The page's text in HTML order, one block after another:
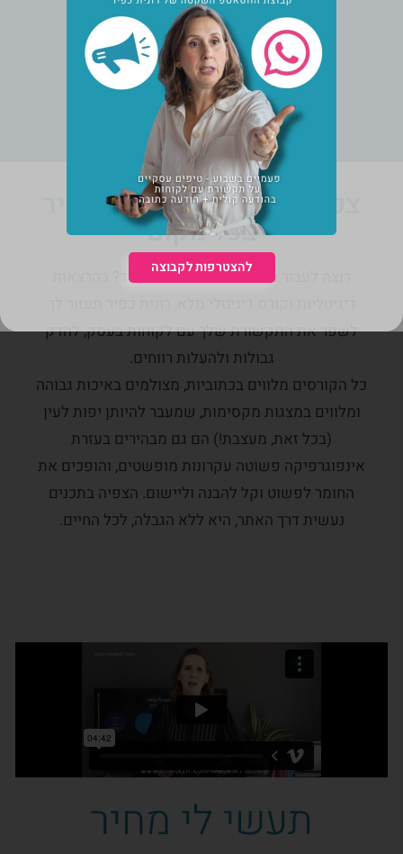
צפו בהרצאות של רונית כפיר
בכל מקום
רוצה לעבור מ"לא נעים לי" לנעיםמאוד? בהרצאות
לשפר את התקשורת שלך עם לקוחות בעסק, להדק
גבולות ולהעלות רווחים.
כל הקורסים מלווים בכתוביות, מצולמים באיכות גבוהה
ומלווים במצגות מקסימות, שמעבר להיותן יפות לעין
(בכל זאת, מעצבת!) הם גם מבהירים בעזרת
אינפוגרפיקה פשוטה עקרונות מופשטים, והופכים את
החומר לפשוט וקל להבנה וליישום. הצפיה בתכנים
נעשית דרך האתר, היא ללא הגבלה, לכל החיים.
תעשי לי מחיר
להצטרפות לקבוצה